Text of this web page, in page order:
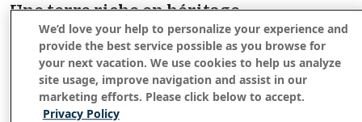
Une terre riche en héritage
We’d love your help to personalize your experience and
provide the best service possible as you browse for
your next vacation. We use cookies to help us analyze
site usage, improve navigation and assist in our
marketing efforts. Please click below to accept.
Privacy Policy